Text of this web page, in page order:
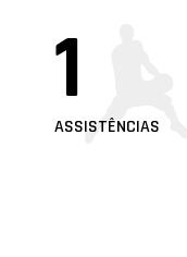
1
ASSISTÊNCIAS